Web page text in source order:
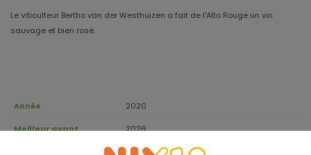
Le viticulteur Bertho van der Westhuizen a fait de l'Alto Rouge un vin
sauvage et bien rosé.
Année 2020
Meilleur avant 2026
28% Cabernet Franc, 23% Shiraz, 22%